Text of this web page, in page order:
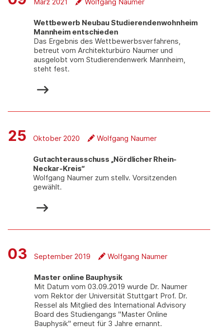
Wettbewerb Neubau Studierendenwohnheim
Mannheim entschieden
Das Ergebnis des Wettbewerbsverfahrens,
betreut vom Architekturbüro Naumer und
ausgelobt vom Studierendenwerk Mannheim,
steht fest.
März 2021 Wolfgang Naumer
Gutachterausschuss „Nördlicher Rhein-
Neckar-Kreis“
Wolfgang Naumer zum stellv. Vorsitzenden
gewählt.
25 Oktober 2020 Wolfgang Naumer
Master online Bauphysik
Mit Datum vom 03.09.2019 wurde Dr. Naumer
vom Rektor der Universität Stuttgart Prof. Dr.
Ressel als Mitglied des International Advisory
Board des Studiengangs "Master Online
Bauphysik" erneut für 3 Jahre ernannt.
03 September 2019 Wolfgang Naumer